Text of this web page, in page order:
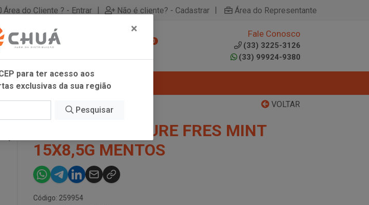
Área do Cliente ? - Entrar | Não é cliente? - Cadastrar | Área do Representante
0
Fale Conosco
(33) 3225-3126
(33) 99924-9380
VOLTAR
GOMA 3 CAM PURE FRES MINT
15X8,5G MENTOS
Código: 259954
×
para ter acesso aos
exclusivas da sua região
Pesquisar